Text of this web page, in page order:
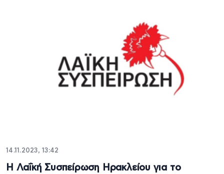
14.11.2023, 13:42
Η Λαΐκή Συσπείρωση Ηρακλείου για το